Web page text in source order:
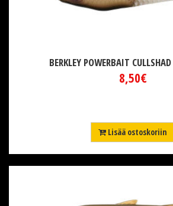
BERKLEY POWERBAIT
8,50€
Lisää ostoskoriin